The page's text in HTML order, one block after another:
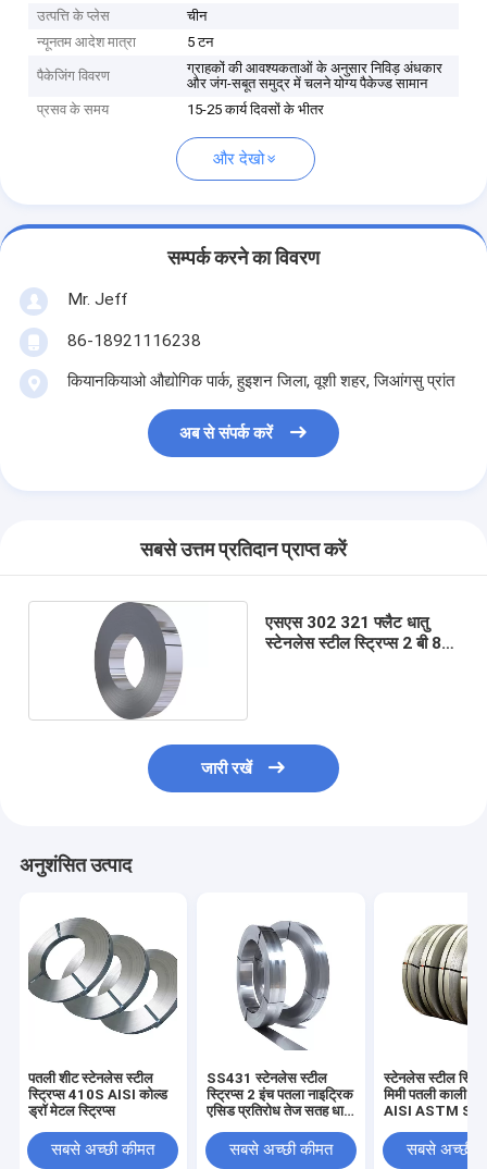
उत्पत्ति के प्लेस
चीन
न्यूनतम आदेश मात्रा
5 टन
पैकेजिंग विवरण
ग्राहकों की आवश्यकताओं के अनुसार निविड़ अंधकार
और जंग-सबूत समुद्र में चलने योग्य पैकेज्ड सामान
प्रसव के समय
15-25 कार्य दिवसों के भीतर
और देखो
सम्पर्क करने का विवरण
Mr. Jeff
86-18921116238
कियानकियाओ औद्योगिक पार्क, हुइशन जिला, वूशी शहर, जिआंगसु प्रांत
अब से संपर्क करें
सबसे उत्तम प्रतिदान प्राप्त करें
एसएस 302 321 फ्लैट धातु
स्टेनलेस स्टील स्ट्रिप्स 2 बी 8 के
जारी रखें
अनुशंसित उत्पाद
पतली शीट स्टेनलेस स्टील
स्ट्रिप्स 410S AISI कोल्ड
ड्रॉ मेटल स्ट्रिप्स
सबसे अच्छी कीमत
SS431 स्टेनलेस स्टील
स्ट्रिप्स 2 इंच पतला नाइट्रिक
एसिड प्रतिरोध तेज सतह धातु
सबसे अच्छी कीमत
स्टेनलेस स्टील
मिमी पतली काली
AISI ASTM
सबसे अच्छी